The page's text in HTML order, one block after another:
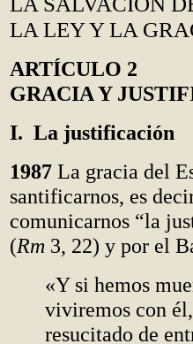
LA LEY Y LA
ARTÍCULO 2
GRACIA Y
I. La justificación
1987 La gracia del
santificarnos, es
comunicarnos “la
(Rm 3, 22) y por el
«Y si hemos
viviremos con
resucitado de